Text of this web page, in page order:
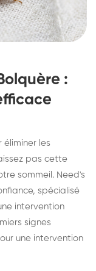
:
éliminer les
pas cette
sommeil. Need's
spécialisé
intervention
signes
une intervention